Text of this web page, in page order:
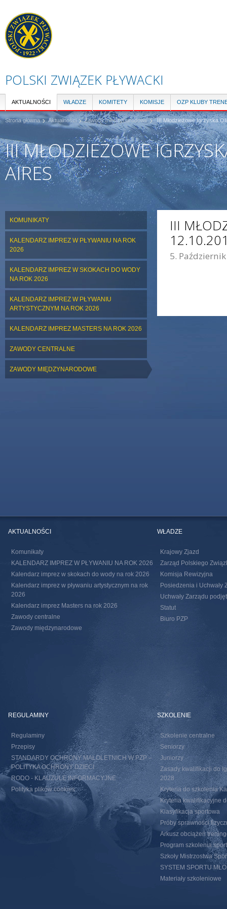
POLSKI ZWIĄZEK PŁYWACKI
AKTUALNOŚCI WŁADZE KOMITETY KOMISJE OZP KLUBY
Strona główna Aktualności Zawody międzynarodowe III Młodzieżowe Igrzyska
III MŁODZIEŻOWE
AIRES
KOMUNIKATY
KALENDARZ IMPREZ W PŁYWANIU NA ROK
2026
KALENDARZ IMPREZ W SKOKACH DO WODY
NA ROK 2026
KALENDARZ IMPREZ W PŁYWANIU
ARTYSTYCZNYM NA ROK 2026
KALENDARZ IMPREZ MASTERS NA ROK 2026
ZAWODY CENTRALNE
ZAWODY MIĘDZYNARODOWE
III
5.
AKTUALNOŚCI
Komunikaty
KALENDARZ IMPREZ W PŁYWANIU NA ROK 2026
Kalendarz imprez w skokach do wody na rok 2026
Kalendarz imprez w pływaniu artystycznym na rok
2026
Kalendarz imprez Masters na rok 2026
Zawody centralne
Zawody międzynarodowe
WŁADZE
Krajowy Zjazd
Zarząd Polskiego
Komisja Rewizyjna
Posiedzenia i Uchwały
Uchwały Zarządu
Statut
Biuro PZP
REGULAMINY
Regulaminy
Przepisy
STANDARDY OCHRONY MAŁOLETNICH W PZP –
POLITYKA OCHRONY DZIECI
RODO - KLAUZULE INFORMACYJNE
Polityka plików cookies
SZKOLENIE
Szkolenie centralne
Seniorzy
Juniorzy
Zasady kwalifikacji do
2028
Kryteria do szkolenia
Kryteria kwalifikacyjne
Klasyfikacja sportowa
Próby sprawności
Arkusz obciążeń
Program szkolenia
Szkoły Mistrzostwa
SYSTEM SPORTU
Materiały szkoleniowe